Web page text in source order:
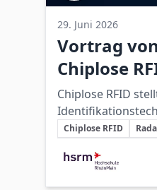
29. Juni 2026
Vortrag
Chiplose
Chiplose RFID
kostengünstigere
Schlüsselthemen
Chiplose RFID
Beteiligte